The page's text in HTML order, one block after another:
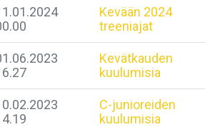
Kevään 2024
treeniajat
Kevätkauden
kuulumisia
C-junioreiden
kuulumisia